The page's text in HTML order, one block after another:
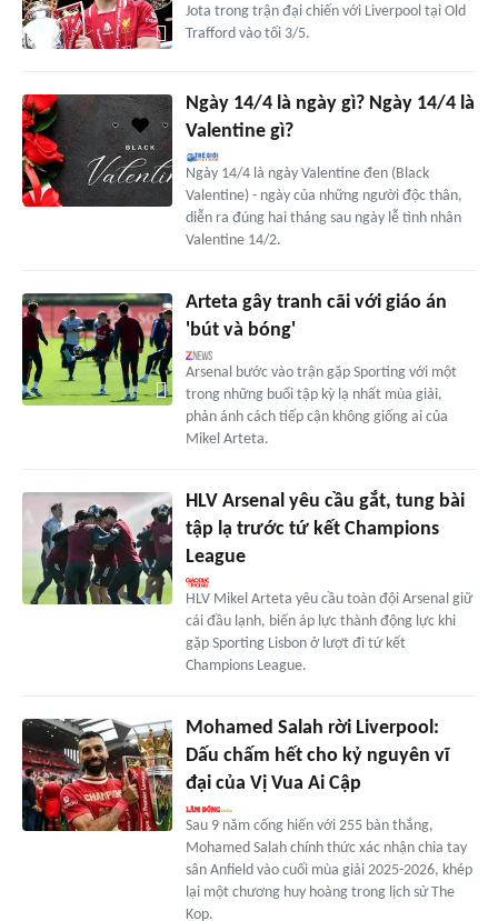
Jota trong trận đại chiến với Liverpool tại Old
Trafford vào tối 3/5.
Ngày 14/4 là ngày gì? Ngày 14/4 là
Valentine gì?
Ngày 14/4 là ngày Valentine đen (Black
Valentine) - ngày của những người độc thân,
diễn ra đúng hai tháng sau ngày lễ tình nhân
Valentine 14/2.
Arteta gây tranh cãi với giáo án
'bút và bóng'
Arsenal bước vào trận gặp Sporting với một
trong những buổi tập kỳ lạ nhất mùa giải,
phản ánh cách tiếp cận không giống ai của
Mikel Arteta.
HLV Arsenal yêu cầu gắt, tung bài
tập lạ trước tứ kết Champions
League
HLV Mikel Arteta yêu cầu toàn đội Arsenal giữ
cái đầu lạnh, biến áp lực thành động lực khi
gặp Sporting Lisbon ở lượt đi tứ kết
Champions League.
Mohamed Salah rời Liverpool:
Dấu chấm hết cho kỷ nguyên vĩ
đại của Vị Vua Ai Cập
Sau 9 năm cống hiến với 255 bàn thắng,
Mohamed Salah chính thức xác nhận chia tay
sân Anfield vào cuối mùa giải 2025-2026, khép
lại một chương huy hoàng trong lịch sử The
Kop.